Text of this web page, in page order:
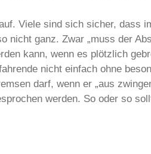
Viele sind sich sicher, dass
ganz. Zwar „muss der
kann, wenn es plötzlich
nicht einfach ohne
darf, wenn er „aus
werden. So oder so